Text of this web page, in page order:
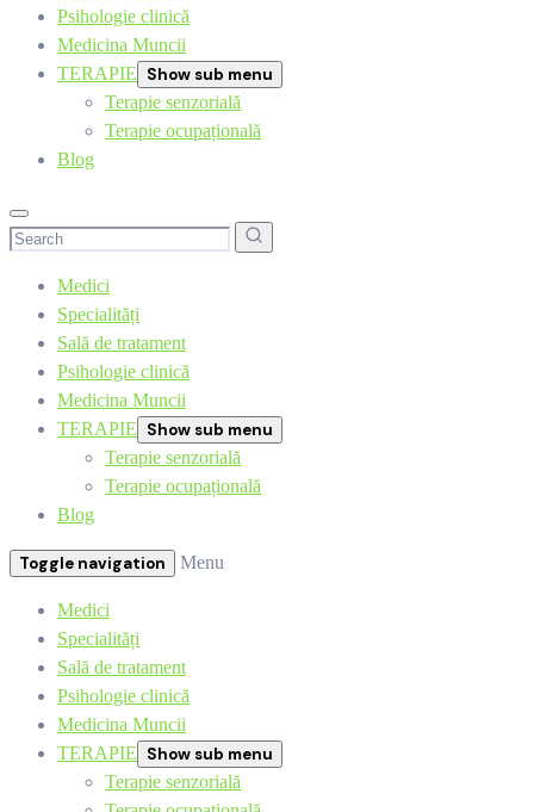
Psihologie clinică
Medicina Muncii
TERAPIE Show sub menu
Terapie senzorială
Terapie ocupațională
Blog
Medici
Specialități
Sală de tratament
Psihologie clinică
Medicina Muncii
TERAPIE Show sub menu
Terapie senzorială
Terapie ocupațională
Blog
Toggle navigation Menu
Medici
Specialități
Sală de tratament
Psihologie clinică
Medicina Muncii
TERAPIE Show sub menu
Terapie senzorială